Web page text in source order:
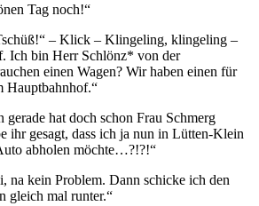
Tag noch!“
– Klick – Klingeling, klingeling –
Ich bin Herr Schlönz* von der
einen Wagen? Wir haben einen für
Hauptbahnhof.“
gerade hat doch schon Frau Schmerg
ihr gesagt, dass ich ja nun in Lütten-Klein
abholen möchte…?!?!“
na kein Problem. Dann schicke ich den
gleich mal runter.“